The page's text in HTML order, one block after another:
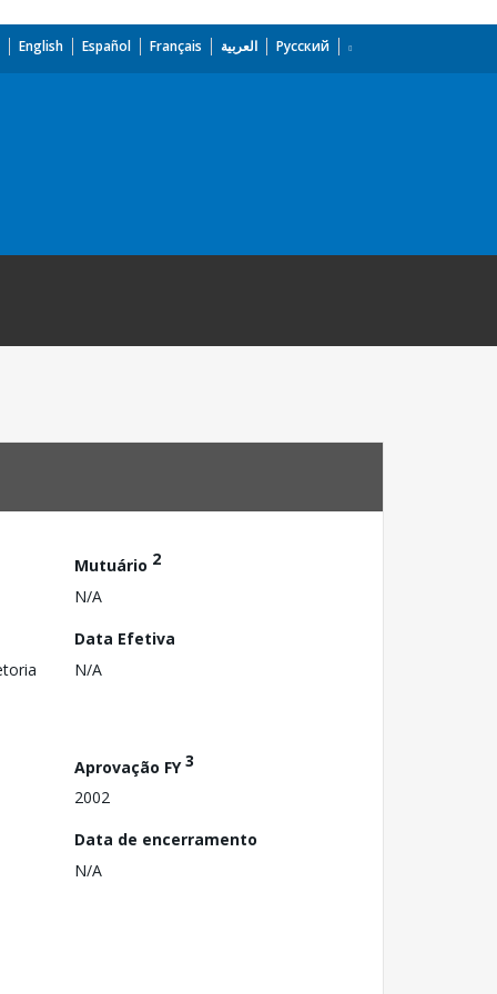
English Español Français العربية Русский
Mutuário 2
N/A
Data Efetiva
N/A
Aprovação FY3
2002
Data de encerramento
N/A